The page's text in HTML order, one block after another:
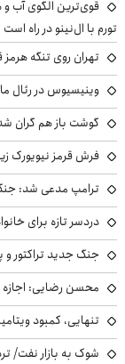
تورم با ال‌نینو در راه است
تهران روی تنگه
وینیسیوس در رئال
گوشت باز هم گران
فرش قرمز نیویورک
ترامپ مدعی شد: جنگ
دردسر تازه برای
جنگ جدید تراکتور
محسن رضایی: اجازه
تنهایی، کمبود
شوک به بازار نفت/ تردد